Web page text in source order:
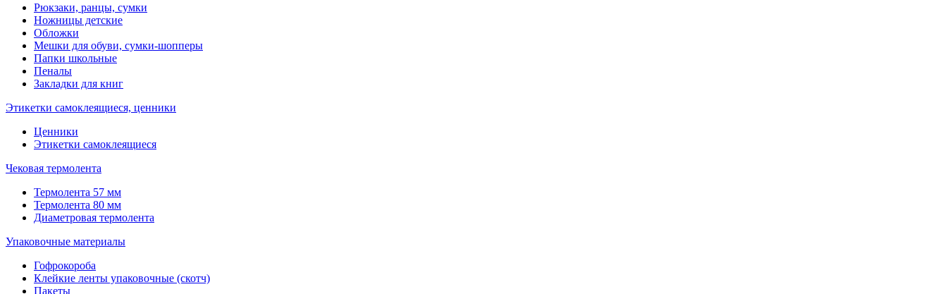
Рюкзаки, ранцы, сумки
Ножницы детские
Обложки
Мешки для обуви, сумки-шопперы
Папки школьные
Пеналы
Закладки для книг
Этикетки самоклеящиеся, ценники
Ценники
Этикетки самоклеящиеся
Чековая термолента
Термолента 57 мм
Термолента 80 мм
Диаметровая термолента
Упаковочные материалы
Гофрокороба
Клейкие ленты упаковочные (скотч)
Пакеты